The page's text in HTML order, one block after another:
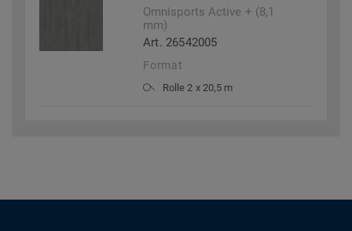
Omnisports Active + (8,1
mm)
Art. 26542005
Format
Rolle 2 x 20,5 m